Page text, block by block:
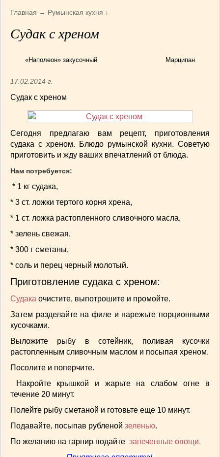
Армянская
Грузинская(10)
Ирландские блюда(6)
Корейская
Марокканская
Румынская кухня(5)
Узбекская(14)
Швейцарская(6)
ПЕРВЫЕ БЛЮДА (56)
САЛАТИКИ(132)
Мясные
Овощные(52)
ПЕЧЕМ ВМЕСТЕ(257)
Блинчики(13)
Печенье(22)
Торты (54)
Торты без выпечки(7)
НАПИТКИ(26)
КРАСОТА И ЗДОРОВЬЕ
(185)
САМОРАЗВИТИЕ(12)
ИНТЕРЕСНЫЕ НОВОСТИ
СТАТЬИ(272)
отдых(25)
ЛЕЧЕБНЫЕ СВОЙСТВА ПИЩЕВЫХ РАСТЕНИЙ
(56)
СЕМЬЯ(107)
ДОМ и ДАЧА (140)
ВАШИ РЕЦЕПТЫ(3)
Главная → Румынская кухня ↓
Судак с хреном
«Наполеон» закусочный Марципан
17.02.2014 г.
Судак с хреном
Сегодня предлагаю вам рецепт, приготовления
судака с хреном. Блюдо румынской кухни. Советую
приготовить и жду ваших впечатлений от блюда.
Нам потребуется:
* 1 кг судака,
* 3 ст. ложки тертого корня хрена,
* 1 ст. ложка растопленного сливочного масла,
* зелень свежая,
* 300 г сметаны,
* соль и перец черный молотый.
Приготовление судака с хреном:
Судака очистите, выпотрошите и про­мойте.
Затем разде­лайте на филе и на­режьте порционными
кусочками.
Выложите рыбу в сотейник, поливая кусочки
растоплен­ным сливочным мас­лом и посыпая хре­ном.
Посолите и по­перчите.
Накройте крышкой и жарьте на слабом огне в
течение 20 минут.
Полейте рыбу сме­таной и готовьте еще 10 минут.
Подавайте, посыпав рубленой зеленью.
По желанию на гарнир подайте запеченные овощи.